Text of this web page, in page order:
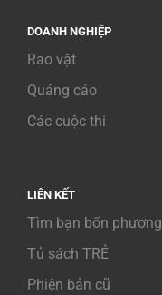
DOANH NGHIỆP
Rao vặt
Quảng cáo
Các cuộc thi
LIÊN KẾT
Tìm bạn bốn phương
Tủ sách TRẺ
Phiên bản cũ